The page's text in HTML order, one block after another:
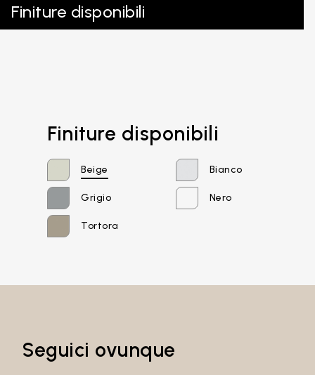
Password
Finiture disponibili
Finiture disponibili
Beige Bianco
Grigio Nero
Tortora
Seguici ovunque